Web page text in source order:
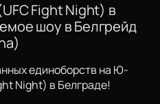
Fight Night) в
шоу в Белгрейд
единоборств на Ю-
Night) в Белграде!